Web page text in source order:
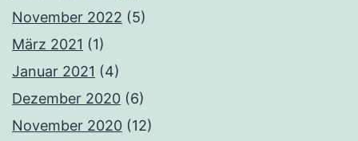
November 2022 (5)
März 2021 (1)
Januar 2021 (4)
Dezember 2020 (6)
November 2020 (12)